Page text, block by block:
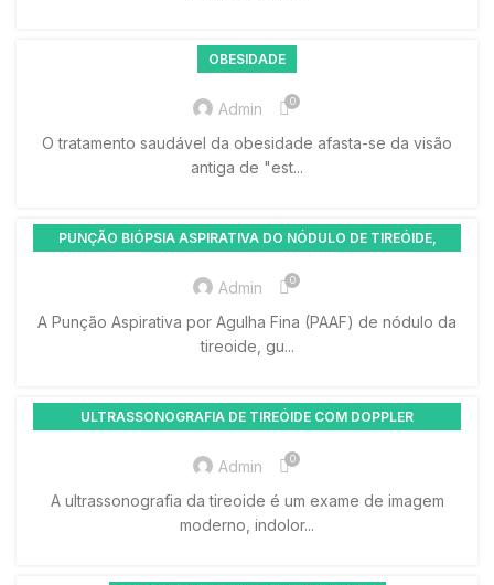
OBESIDADE
Admin 0
O tratamento saudável da obesidade afasta-se da visão
antiga de "est...
PUNÇÃO BIÓPSIA ASPIRATIVA DO NÓDULO DE TIREÓIDE,
PAAF
Admin 0
A Punção Aspirativa por Agulha Fina (PAAF) de nódulo da
tireoide, gu...
ULTRASSONOGRAFIA DE TIREÓIDE COM DOPPLER
Admin 0
A ultrassonografia da tireoide é um exame de imagem
moderno, indolor...